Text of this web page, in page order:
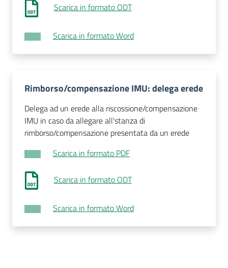
Scarica in formato ODT
Scarica in formato Word
Rimborso/compensazione IMU: delega erede
Delega ad un erede alla riscossione/compensazione
IMU in caso da allegare all'stanza di
rimborso/compensazione presentata da un erede
Scarica in formato PDF
Scarica in formato ODT
Scarica in formato Word